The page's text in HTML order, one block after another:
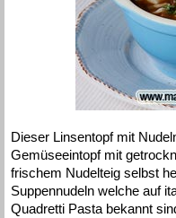
Dieser Linsentopf mit
Gemüseeintopf mit
frischem Nudelteig selbst
Suppennudeln welche auf
Quadretti Pasta bekannt